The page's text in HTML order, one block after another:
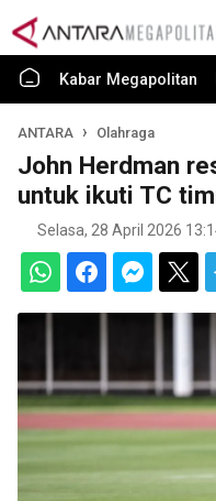
Kabar Megapolitan
ANTARA Olahraga
John Herdman
untuk ikuti TC
Selasa, 28 April 2026